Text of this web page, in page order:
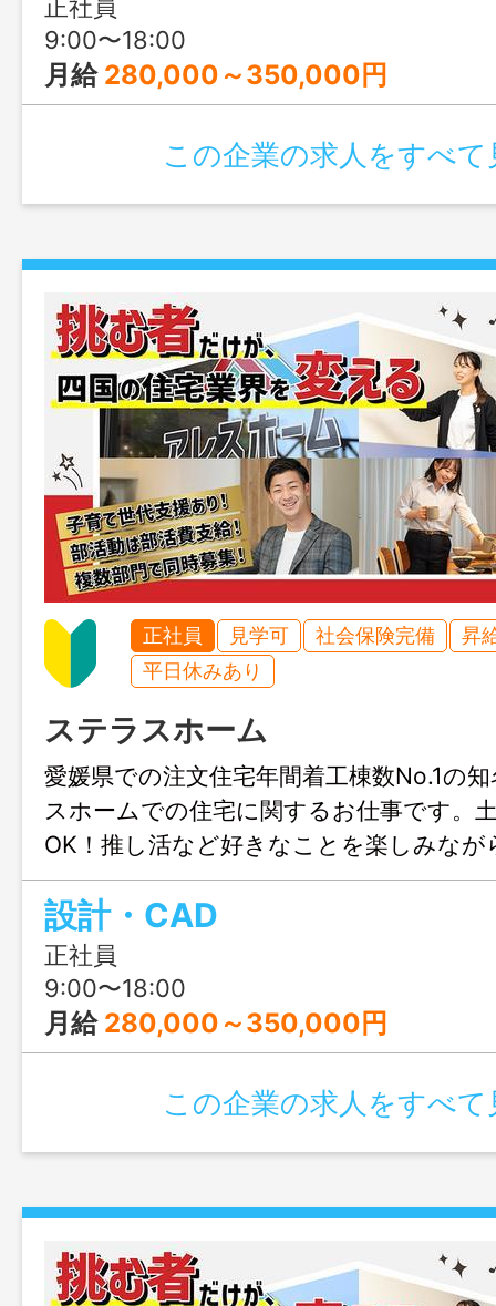
ます！
正社員
9:00〜18:00
月給 280,000～350,000円
この企業の求人をすべて
正社員 見学可 社会保険完備
昇
平日休みあり
ステラスホーム
愛媛県での注文住宅年間着工棟数No.1の
スホームでの住宅に関するお仕事です。
OK！推し活など好きなことを楽しみな
きます♪結婚や出産のタイミングでも安心
も充実！人生設計が変わっても安定して
リアチェンジしてみませんか？職場見学
ます！
設計・CAD
正社員
9:00〜18:00
月給 280,000～350,000円
この企業の求人をすべて